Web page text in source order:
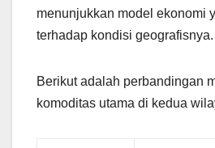
menunjukkan model ekonomi
terhadap kondisi geografisnya.
Berikut adalah perbandingan
komoditas utama di kedua